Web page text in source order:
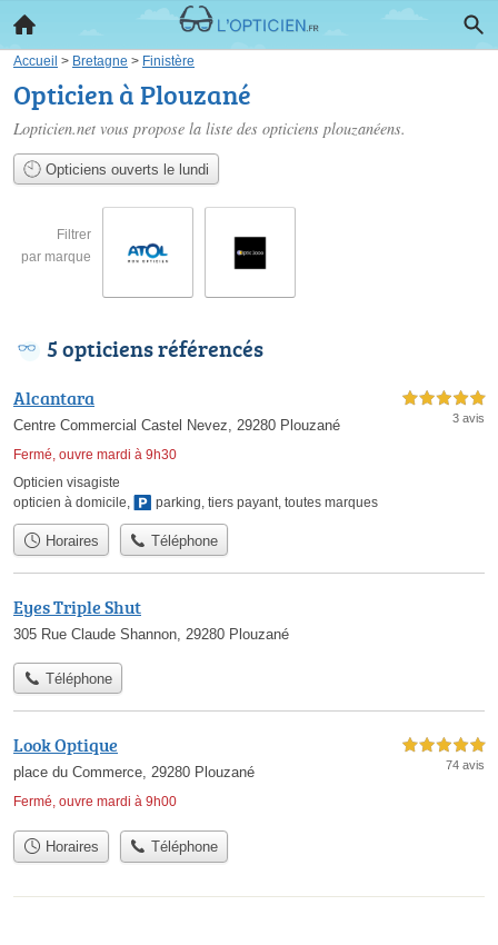
Accueil > Bretagne > Finistère
Opticien à Plouzané
Lopticien.net vous propose la liste des opticiens plouzanéens.
Opticiens ouverts le lundi
Filtrer
par marque
5 opticiens référencés
Alcantara
Centre Commercial Castel Nevez, 29280 Plouzané
Fermé, ouvre mardi à 9h30
5,0 étoiles sur 5
3 avis
Opticien visagiste
opticien à domicile, parking, tiers payant, toutes marques
Horaires Téléphone
Eyes Triple Shut
305 Rue Claude Shannon, 29280 Plouzané
Téléphone
Look Optique
place du Commerce, 29280 Plouzané
Fermé, ouvre mardi à 9h00
5,0 étoiles sur 5
74 avis
Horaires Téléphone